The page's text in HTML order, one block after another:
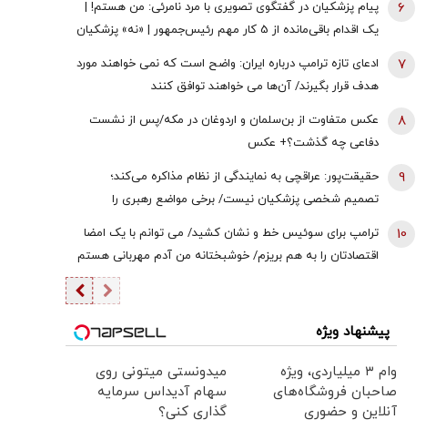
پیام پزشکیان در گفتگوی تصویری با مرد نامرئی: من هستم! |
یک اقدام باقی‌مانده از 5 کار مهم رئیس‌جمهور | «نه» پزشکیان
6
ادعای تازه ترامپ درباره ایران: واضح است که نمی خواهند مورد
هدف قرار بگیرند/ آن‌ها می خواهند توافق کنند
7
عکس متفاوت از بن‌سلمان و اردوغان در مکه/پس از نشست
دفاعی چه گذشت؟+ عکس
8
حقیقت‌پور: عراقچی به نمایندگی از نظام مذاکره می‌کند؛
تصمیم شخصی پزشکیان نیست/ برخی مواضع رهبری را
9
ترامپ برای سوئیس خط و نشان کشید/ می توانم با یک امضا
اقتصادتان را به هم بریزم/ خوشبختانه من آدم مهربانی هستم
10
پیشنهاد ویژه
وام ۳ میلیاردی، ویژه
صاحبان فروشگاه‌های
آنلاین و حضوری
میدونستی میتونی روی
سهام آدیداس سرمایه
گذاری کنی؟